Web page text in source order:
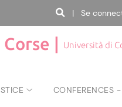
| Se
| Università di
CONFERENCES